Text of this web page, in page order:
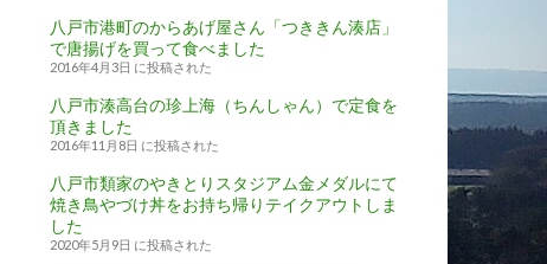
八戸市港町のからあげ屋さん「つききん湊店」
で唐揚げを買って食べました
2016年4月3日 に投稿された
八戸市湊高台の珍上海（ちんしゃん）で定食を
頂きました
2016年11月8日 に投稿された
八戸市類家のやきとりスタジアム金メダルにて
焼き鳥やづけ丼をお持ち帰りテイクアウトしま
した
2020年5月9日 に投稿された